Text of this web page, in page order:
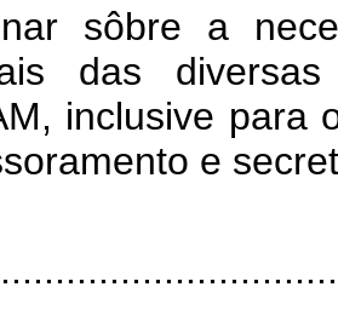
sôbre a
das
inclusive para
e